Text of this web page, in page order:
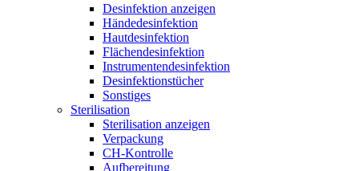
Desinfektion anzeigen
Händedesinfektion
Hautdesinfektion
Flächendesinfektion
Instrumentendesinfektion
Desinfektionstücher
Sonstiges
Sterilisation
Sterilisation anzeigen
Verpackung
CH-Kontrolle
Aufbereitung